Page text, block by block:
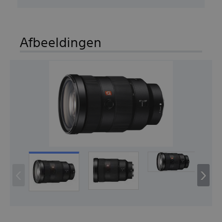
Afbeeldingen
›